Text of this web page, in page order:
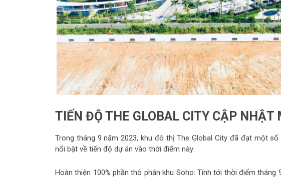
TIẾN ĐỘ THE GLOBAL CITY CẬP
Trong tháng 9 năm 2023, khu đô thị The Global City đã đạt một
nổi bật về tiến độ dự án vào thời điểm này:
Hoàn thiện 100% phần thô phân khu Soho: Tính tới thời điểm